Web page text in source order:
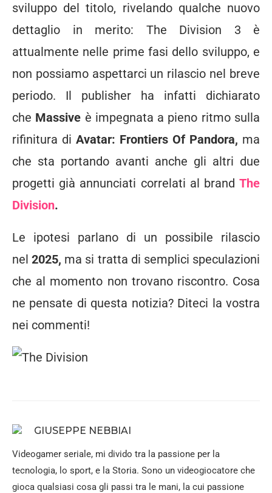
sviluppo del titolo, rivelando qualche nuovo
dettaglio in merito: The Division 3 è
attualmente nelle prime fasi dello sviluppo, e
non possiamo aspettarci un rilascio nel breve
periodo. Il publisher ha infatti dichiarato
che Massive è impegnata a pieno ritmo sulla
rifinitura di Avatar: Frontiers Of Pandora, ma
che sta portando avanti anche gli altri due
progetti già annunciati correlati al brand The
Division.
Le ipotesi parlano di un possibile rilascio
nel2025, ma si tratta di semplici speculazioni
che al momento non trovano riscontro. Cosa
ne pensate di questa notizia? Diteci la vostra
nei commenti!
GIUSEPPE NEBBIAI
Videogamer seriale, mi divido tra la passione per la
tecnologia, lo sport, e la Storia. Sono un videogiocatore che
gioca qualsiasi cosa gli passi tra le mani, la cui passione